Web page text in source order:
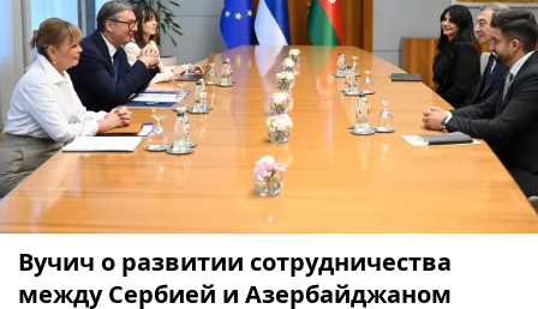
Вучич о развитии сотрудничества
между Сербией и Азербайджаном